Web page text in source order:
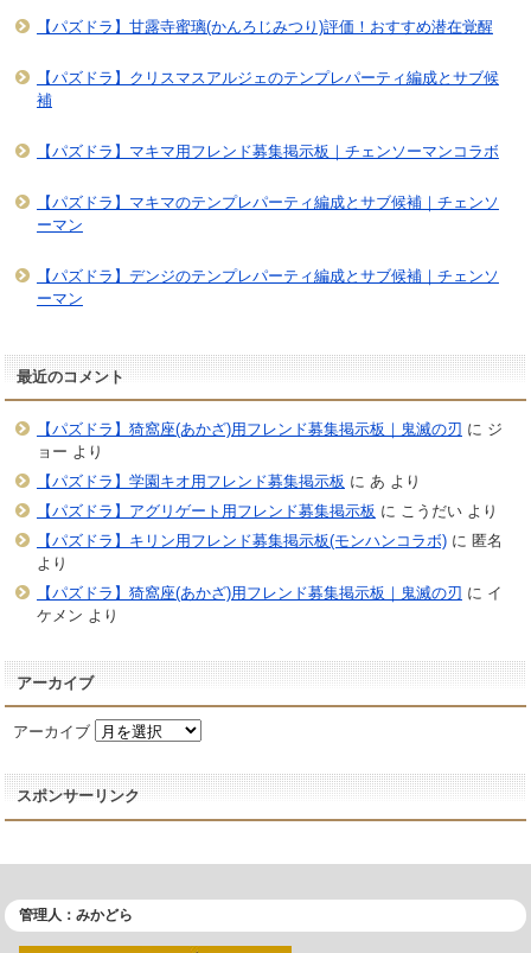
【パズドラ】甘露寺蜜璃(かんろじみつり)評価！おすすめ潜在覚醒
【パズドラ】クリスマスアルジェのテンプレパーティ編成とサブ候
補
【パズドラ】マキマ用フレンド募集掲示板｜チェンソーマンコラボ
【パズドラ】マキマのテンプレパーティ編成とサブ候補｜チェンソ
ーマン
【パズドラ】デンジのテンプレパーティ編成とサブ候補｜チェンソ
ーマン
最近のコメント
【パズドラ】猗窩座(あかざ)用フレンド募集掲示板｜鬼滅の刃 に ジ
ョー より
【パズドラ】学園キオ用フレンド募集掲示板 に あ より
【パズドラ】アグリゲート用フレンド募集掲示板 に こうだいより
【パズドラ】キリン用フレンド募集掲示板(モンハンコラボ)に 匿名
より
【パズドラ】猗窩座(あかざ)用フレンド募集掲示板｜鬼滅の刃 に イ
ケメン より
アーカイブ
アーカイブ
スポンサーリンク
管理人：みかどら